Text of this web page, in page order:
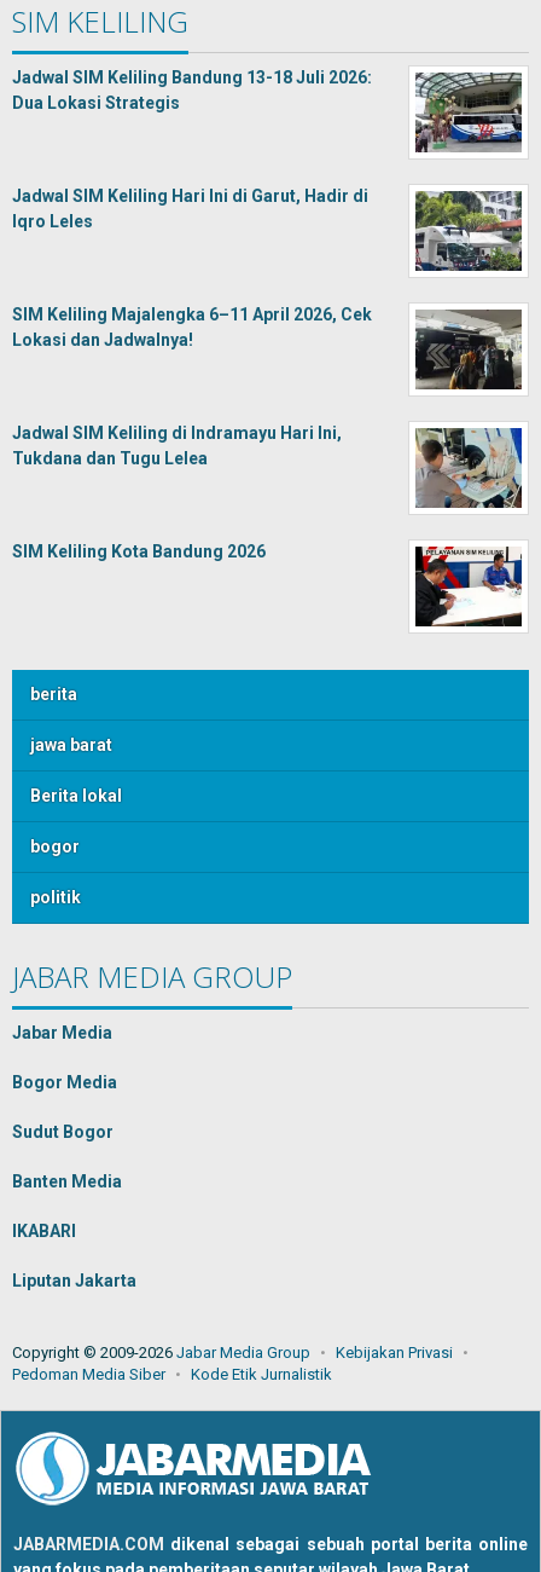
SIM KELILING
Jadwal SIM Keliling Bandung 13-18 Juli 2026:
Dua Lokasi Strategis
Jadwal SIM Keliling Hari Ini di Garut, Hadir di
Iqro Leles
SIM Keliling Majalengka 6–11 April 2026, Cek
Lokasi dan Jadwalnya!
Jadwal SIM Keliling di Indramayu Hari Ini,
Tukdana dan Tugu Lelea
SIM Keliling Kota Bandung 2026
berita
jawa barat
Berita lokal
bogor
politik
JABAR MEDIA GROUP
Jabar Media
Bogor Media
Sudut Bogor
Banten Media
IKABARI
Liputan Jakarta
Copyright © 2009-2026 Jabar Media Group
Kebijakan Privasi
Pedoman Media Siber
Kode Etik Jurnalistik
JABARMEDIA.COM dikenal sebagai sebuah portal berita online